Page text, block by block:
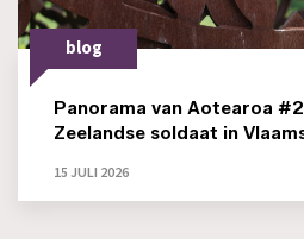
blog
Panorama van Aotearoa
Zeelandse soldaat in
15 JULI 2026